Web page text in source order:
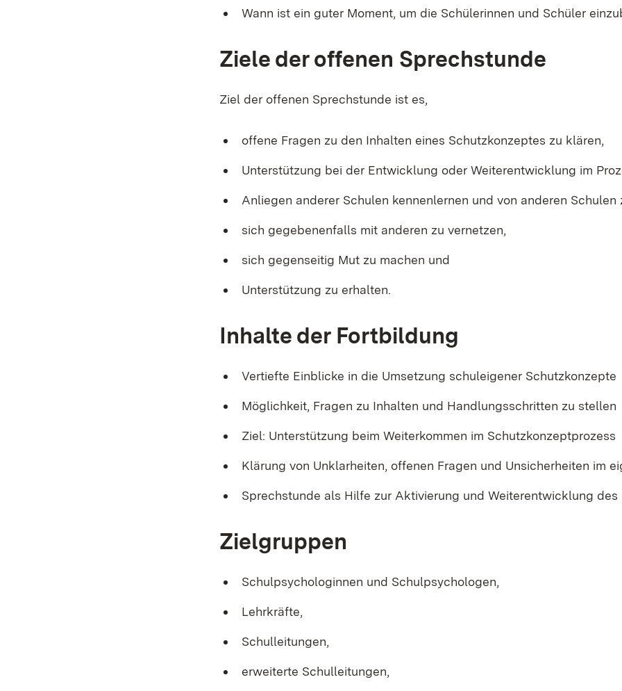
Wann ist ein guter Moment, um die Schülerinnen und Schüler
Ziele der offenen Sprechstunde
Ziel der offenen Sprechstunde ist es,
offene Fragen zu den Inhalten eines Schutzkonzeptes zu klären,
Unterstützung bei der Entwicklung oder Weiterentwicklung im
Anliegen anderer Schulen kennenlernen und von anderen Schulen
sich gegebenenfalls mit anderen zu vernetzen,
sich gegenseitig Mut zu machen und
Unterstützung zu erhalten.
Inhalte der Fortbildung
Vertiefte Einblicke in die Umsetzung schuleigener Schutzkonzepte
Möglichkeit, Fragen zu Inhalten und Handlungsschritten zu stellen
Ziel: Unterstützung beim Weiterkommen im Schutzkonzeptprozess
Klärung von Unklarheiten, offenen Fragen und Unsicherheiten im
Sprechstunde als Hilfe zur Aktivierung und Weiterentwicklung des
Zielgruppen
Schulpsychologinnen und Schulpsychologen,
Lehrkräfte,
Schulleitungen,
erweiterte Schulleitungen,